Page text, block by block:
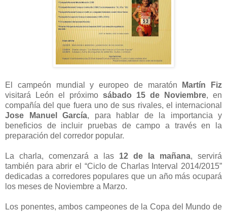
El campeón mundial y europeo de maratón
Martín Fiz
visitará León el próximo sábado 15 de Noviembre, en
compañía del que fuera uno de sus rivales, el internacional
Jose Manuel García, para hablar de la importancia y
beneficios de incluir pruebas de campo a través en la
preparación del corredor popular.
La charla, comenzará a las 12 de la mañana, servirá
también para abrir el “Ciclo de Charlas Interval 2014/2015”
dedicadas a corredores populares que un año más ocupará
los meses de Noviembre a Marzo.
Los ponentes, ambos campeones de la Copa del Mundo de